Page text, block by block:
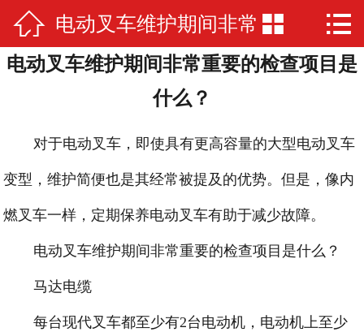
 网站首页
产品中心
关于我们
厂房厂景
客户案例
 电动叉车维护期间非常
重要的检查项目是什
 
电动叉车维护期间非常重要的检查项目是
什么？
对于电动叉车，即使具有更高容量的大型电动叉车
变型，维护简便也是其经常被提及的优势。但是，像内
燃叉车一样，定期保养电动叉车有助于减少故障。
电动叉车维护期间非常重要的检查项目是什么？
马达电缆
每台现代叉车都至少有2台电动机，电动机上至少